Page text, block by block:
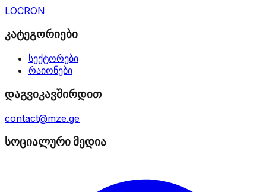
LOCRON
კატეგორიები
სექტორები
რაიონები
დაგვიკავშირდით
contact@mze.ge
სოციალური მედია